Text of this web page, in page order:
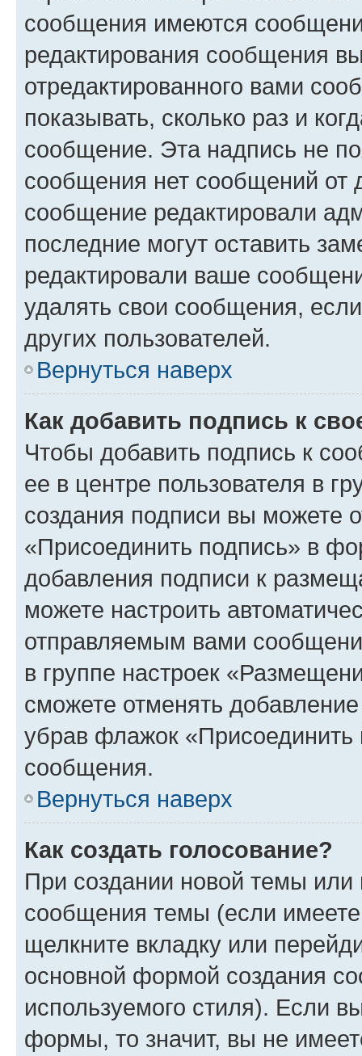
сообщения имеются
редактирования сообщения
отредактированного вами
показывать, сколько раз и
сообщение. Эта надпись не
сообщения нет сообщений от
сообщение редактировали
последние могут оставить
редактировали ваше
удалять свои сообщения,
других пользователей.
Вернуться наверх
Как добавить подпись к
Чтобы добавить подпись к
ее в центре пользователя в
создания подписи вы можете
«Присоединить подпись» в
добавления подписи к
можете настроить
отправляемым вами
в группе настроек
сможете отменять
убрав флажок
сообщения.
Вернуться наверх
Как создать голосование?
При создании новой темы или
сообщения темы (если
щелкните вкладку или
основной формой создания
используемого стиля). Если
формы, то значит, вы не